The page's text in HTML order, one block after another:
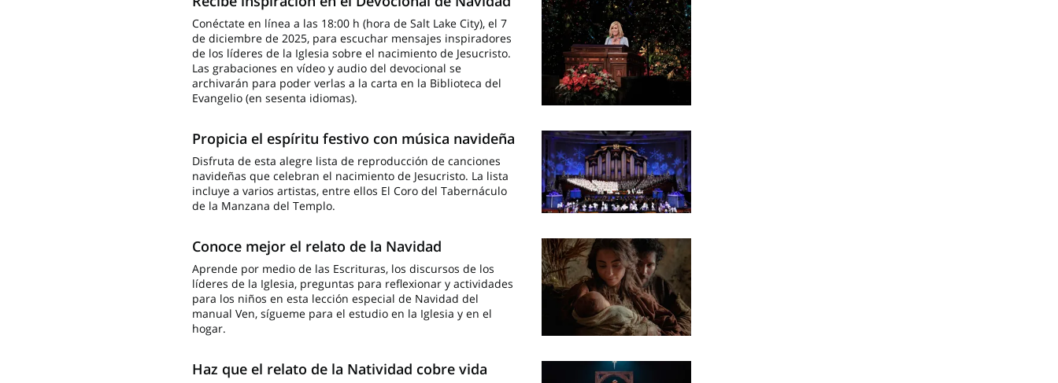
Conéctate en línea a las 18:00 h (hora de Salt Lake City), el 7
de diciembre de 2025, para escuchar mensajes inspiradores
de los líderes de la Iglesia sobre el nacimiento de Jesucristo.
Las grabaciones en vídeo y audio del devocional se
archivarán para poder verlas a la carta en la Biblioteca del
Evangelio (en sesenta idiomas).
Propicia el espíritu festivo con música navideña
Disfruta de esta alegre lista de reproducción de canciones
navideñas que celebran el nacimiento de Jesucristo. La lista
incluye a varios artistas, entre ellos El Coro del Tabernáculo
de la Manzana del Templo.
Conoce mejor el relato de la Navidad
Aprende por medio de las Escrituras, los discursos de los
líderes de la Iglesia, preguntas para reflexionar y actividades
para los niños en esta lección especial de Navidad del
manual Ven, sígueme para el estudio en la Iglesia y en el
hogar.
Haz que el relato de la Natividad cobre vida